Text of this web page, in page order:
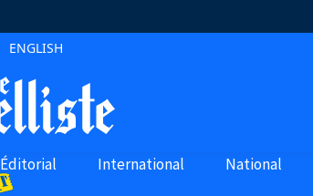
ENGLISH
Éditorial International National